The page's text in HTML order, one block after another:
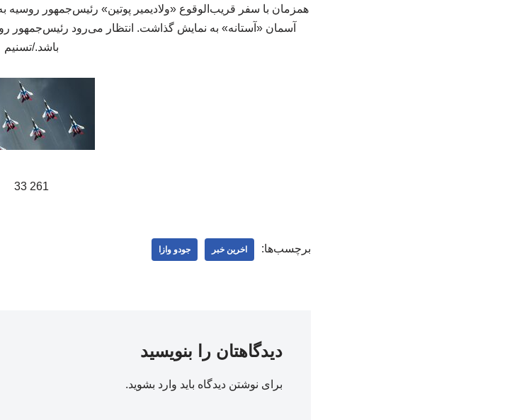
همزمان با سفر قریب‌الوقوع «ولادیمیر پوتین» رئیس‌جمهور روسیه
باشد./تسنیم
261 33
برچسب‌ها: اخرین خبر جودو وازا
دیدگاهتان را بنویسید
برای نوشتن دیدگاه باید وارد بشوید.